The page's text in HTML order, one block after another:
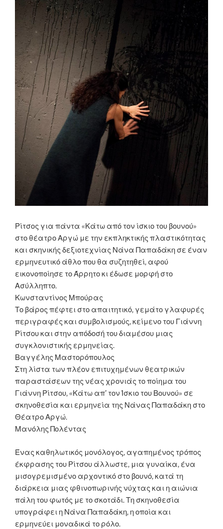
Ρίτσος για πάντα «Κάτω από τον ίσκιο του βουνού»
στο θέατρο Αργώ με την εκπληκτικής πλαστικότητας
και σκηνικής δεξιοτεχνίας Νάνα Παπαδάκη σε έναν
ερμηνευτικό άθλο που θα συζητηθεί, αφού
εικονοποίησε το Άρρητο κι έδωσε μορφή στο
Ασύλληπτο.
Κωνσταντίνος Μπούρας
Το βάρος πέφτει στο απαιτητικό, γεμάτο γλαφυρές
περιγραφές και συμβολισμούς, κείμενο του Γιάννη
Ρίτσου και στην απόδοσή του διαμέσου μιας
συγκλονιστικής ερμηνείας.
Βαγγέλης Μαστορόπουλος
Στη λίστα των πλέον επιτυχημένων θεατρικών
παραστάσεων της νέας χρονιάς το ποίημα του
Γιάννη Ρίτσου, «Κάτω απ’ τον Ίσκιο του Βουνού» σε
σκηνοθεσία και ερμηνεία της Νάνας Παπαδάκη στο
Θέατρο Αργώ.
Μανόλης Πολέντας
Ένας καθηλωτικός μονόλογος, αγαπημένος τρόπος
έκφρασης του Ρίτσου άλλωστε, μια γυναίκα, ένα
μισογρεμισμένο αρχοντικό στο βουνό, κατά τη
διάρκεια μιας φθινοπωρινής νύχτας και η αιώνια
πάλη του φωτός με το σκοτάδι. Τη σκηνοθεσία
υπογράφει η Νάνα Παπαδάκη, η οποία και
ερμηνεύει μοναδικά το ρόλο.